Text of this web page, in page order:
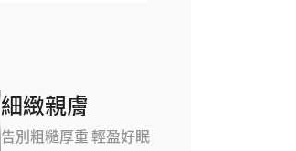
細緻親膚
告別粗糙厚重 輕盈好眠